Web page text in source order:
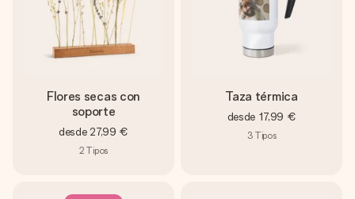
Flores secas con
soporte
desde 27,99 €
2 Tipos
Taza térmica
desde 17,99 €
3 Tipos